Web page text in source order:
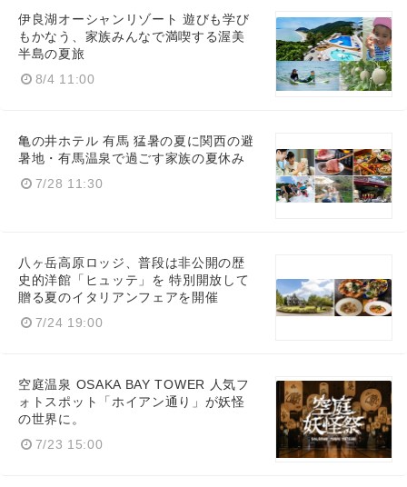
伊良湖オーシャンリゾート 遊びも学び
もかなう、家族みんなで満喫する渥美
半島の夏旅
8/4 11:00
亀の井ホテル 有馬 猛暑の夏に関西の避
暑地・有馬温泉で過ごす家族の夏休み
7/28 11:30
八ヶ岳高原ロッジ、普段は非公開の歴
史的洋館「ヒュッテ」を 特別開放して
贈る夏のイタリアンフェアを開催
7/24 19:00
空庭温泉 OSAKA BAY TOWER 人気フ
ォトスポット「ホイアン通り」が妖怪
の世界に。
7/23 15:00